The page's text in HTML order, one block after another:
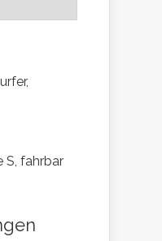
S, fahrbar